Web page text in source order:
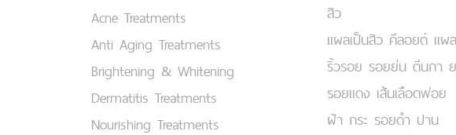
Acne Treatments
Anti Aging Treatments
Brightening & Whitening
Dermatitis Treatments
Nourishing Treatments
สิว
แผลเป็นสิว คีลอยด์ แผ
ริ้วรอย รอยย่น ตีนกา
รอยแดง เส้นเลือดฟอย
ฝ้า กระ รอยดำ ปาน